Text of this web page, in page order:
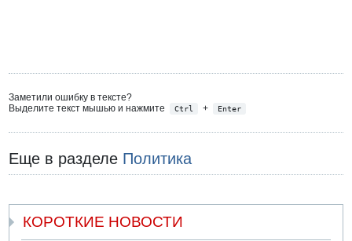
Заметили ошибку в тексте?
Выделите текст мышью и нажмите
Ctrl + Enter
Еще в разделе Политика
КОРОТКИЕ НОВОСТИ